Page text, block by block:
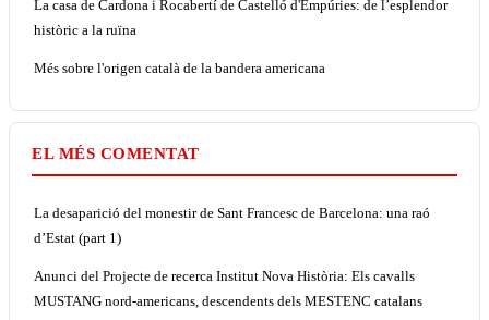
La casa de Cardona i Rocabertí de Castelló d'Empúries: de l’esplendor
històric a la ruïna
Més sobre l'origen català de la bandera americana
EL MÉS COMENTAT
La desaparició del monestir de Sant Francesc de Barcelona: una raó
d’Estat (part 1)
Anunci del Projecte de recerca Institut Nova Història: Els cavalls
MUSTANG nord-americans, descendents dels MESTENC catalans